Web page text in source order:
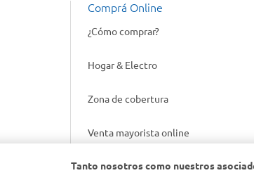
Comprá Online
¿Cómo comprar?
Hogar & Electro
Zona de cobertura
Venta mayorista online
Gift cards empresariales
Tanto nosotros como nuestros